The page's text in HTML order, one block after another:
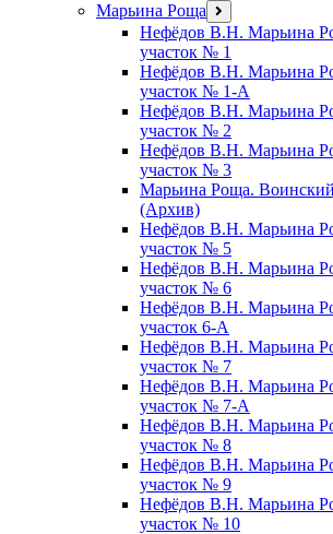
Марьина Роща открыть
меню
Нефёдов В.Н. Марьина
участок № 1
Нефёдов В.Н. Марьина
участок № 1-А
Нефёдов В.Н. Марьина
участок № 2
Нефёдов В.Н. Марьина
участок № 3
Марьина Роща.
(Архив)
Нефёдов В.Н. Марьина
участок № 5
Нефёдов В.Н. Марьина
участок № 6
Нефёдов В.Н. Марьина
участок 6-А
Нефёдов В.Н. Марьина
участок № 7
Нефёдов В.Н. Марьина
участок № 7-А
Нефёдов В.Н. Марьина
участок № 8
Нефёдов В.Н. Марьина
участок № 9
Нефёдов В.Н. Марьина
участок № 10